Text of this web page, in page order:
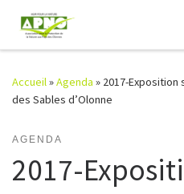
Passer au contenu
Accueil»Agenda » 2017-Exposition
des Sables d’Olonne
AGENDA
2017-